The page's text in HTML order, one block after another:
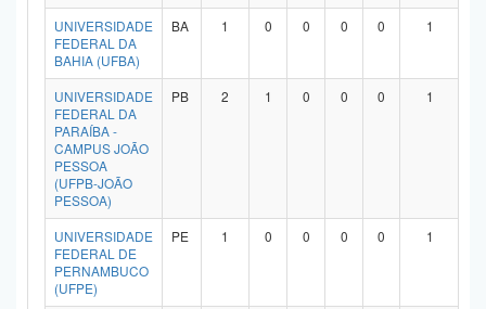
UNIVERSIDADE
FEDERAL DA
BAHIA (UFBA)
BA 1 0 0 0 0 1
UNIVERSIDADE
FEDERAL DA
PARAÍBA -
CAMPUS JOÃO
PESSOA
(UFPB-JOÃO
PESSOA)
PB 2 1 0 0 0 1
UNIVERSIDADE
FEDERAL DE
PERNAMBUCO
(UFPE)
PE 1 0 0 0 0 1